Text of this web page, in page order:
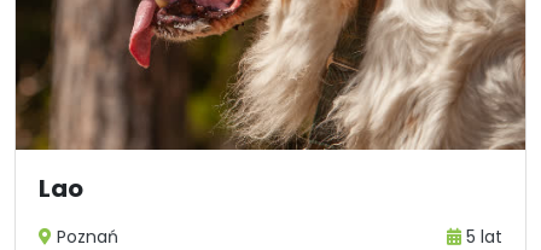
Lao
Poznań 5 lat